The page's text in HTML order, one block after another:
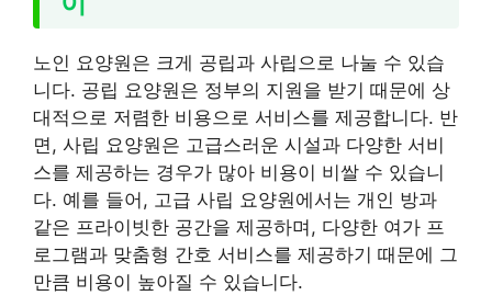
노인 요양원은 크게 공립과 사립으로 나눌 수 있습
니다. 공립 요양원은 정부의 지원을 받기 때문에 상
대적으로 저렴한 비용으로 서비스를 제공합니다. 반
면, 사립 요양원은 고급스러운 시설과 다양한 서비
스를 제공하는 경우가 많아 비용이 비쌀 수 있습니
다. 예를 들어, 고급 사립 요양원에서는 개인 방과
같은 프라이빗한 공간을 제공하며, 다양한 여가 프
로그램과 맞춤형 간호 서비스를 제공하기 때문에 그
만큼 비용이 높아질 수 있습니다.